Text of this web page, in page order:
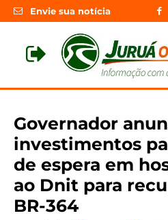
Envie sua notícia
Governador
investimentos
de espera em
ao Dnit para
BR-364